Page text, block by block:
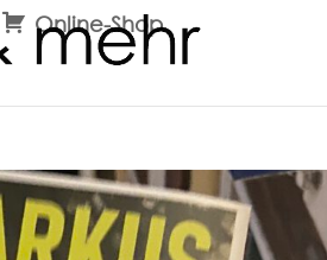
Online-Shop